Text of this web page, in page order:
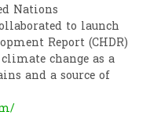
Nations
to launch
Report (CHDR)
change as a
and a source of